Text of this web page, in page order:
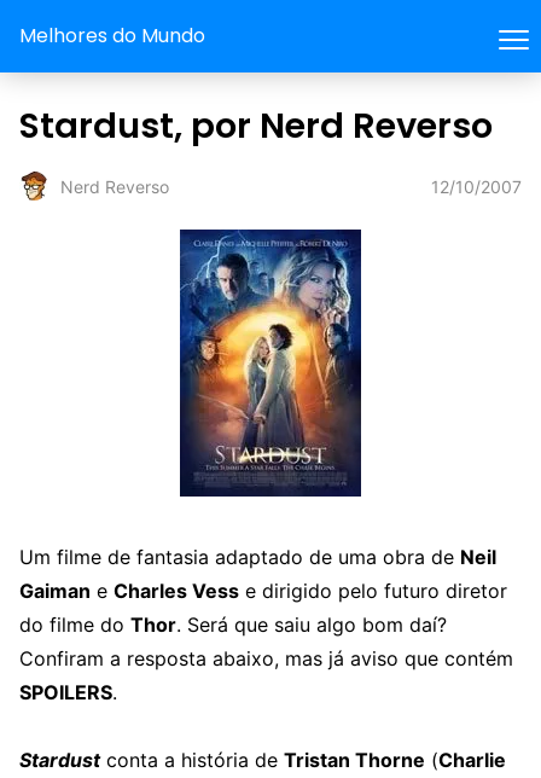
Melhores do Mundo
Stardust, por Nerd Reverso
Nerd Reverso 12/10/2007
Um filme de fantasia adaptado de uma obra de Neil
Gaiman e Charles Vess e dirigido pelo futuro diretor
do filme do Thor. Será que saiu algo bom daí?
Confiram a resposta abaixo, mas já aviso que contém
SPOILERS.
Stardustconta a história de Tristan Thorne (Charlie